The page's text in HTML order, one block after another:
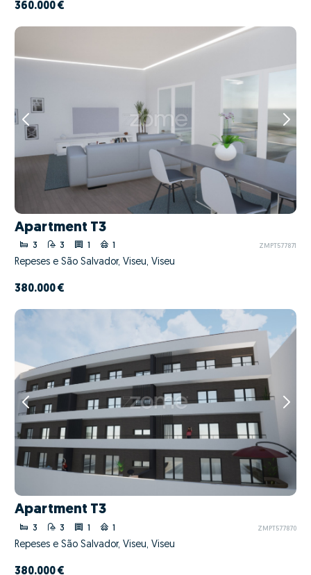
360.000 €
Apartment T3
3 3 1 1 ZMPT577871
Repeses e São Salvador, Viseu, Viseu
380.000 €
Apartment T3
3 3 1 1 ZMPT577870
Repeses e São Salvador, Viseu, Viseu
380.000 €